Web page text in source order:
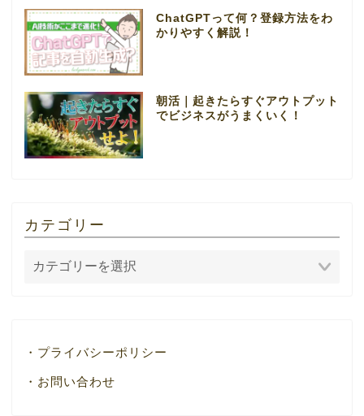
ChatGPTって何？登録方法をわ
かりやすく解説！
朝活｜起きたらすぐアウトプット
でビジネスがうまくいく！
カテゴリー
・プライバシーポリシー
・お問い合わせ